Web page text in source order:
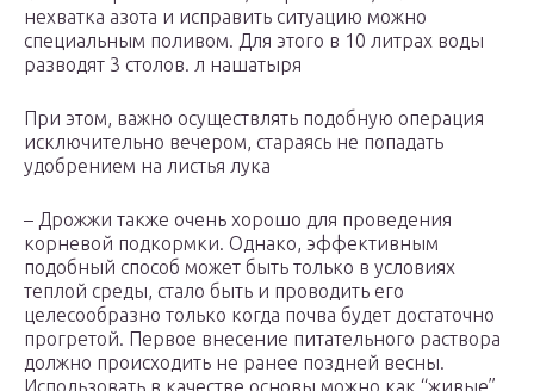
нехватка азота и исправить ситуацию можно
специальным поливом. Для этого в 10 литрах воды
разводят 3 столов. л нашатыря
При этом, важно осуществлять подобную операция
исключительно вечером, стараясь не попадать
удобрением на листья лука
– Дрожжи также очень хорошо для проведения
корневой подкормки. Однако, эффективным
подобный способ может быть только в условиях
теплой среды, стало быть и проводить его
целесообразно только когда почва будет достаточно
прогретой. Первое внесение питательного раствора
должно происходить не ранее поздней весны.
Использовать в качестве основы можно как “живые”,